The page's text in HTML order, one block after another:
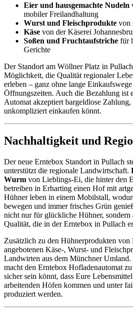
Eier und hausgemachte Nudeln
mobiler Freilandhaltung
Wurst und Fleischprodukte von
Käse von der Käserei
Soßen und Fruchtaufstriche für
Gerichte
Der Standort am Wöllner Platz in
Möglichkeit, die Qualität regionaler
erleben – ganz ohne lange
Öffnungszeiten. Auch die Bezahlung ist
Automat akzeptiert bargeldlose Zahlung,
unkompliziert einkaufen könnt.
Nachhaltigkeit und
Der neue Erntebox Standort in Pullach
unterstützt die regionale Landwirtschaft.
Wurm von Lieblings-Ei, die hinter den
betreiben in Erharting einen Hof mit
Hühner leben in einem Mobilstall,
bewegen und immer frisches Grün
nicht nur für glückliche Hühner, sondern
Qualität, die in der Erntebox in Pullach
Zusätzlich zu den Hühnerprodukten
angebotenen Käse-, Wurst- und
Landwirten aus dem Münchner Umland.
macht den Erntebox Hofladenautomat
sicher sein könnt, dass Eure
arbeitenden Höfen kommen und unter
produziert werden.